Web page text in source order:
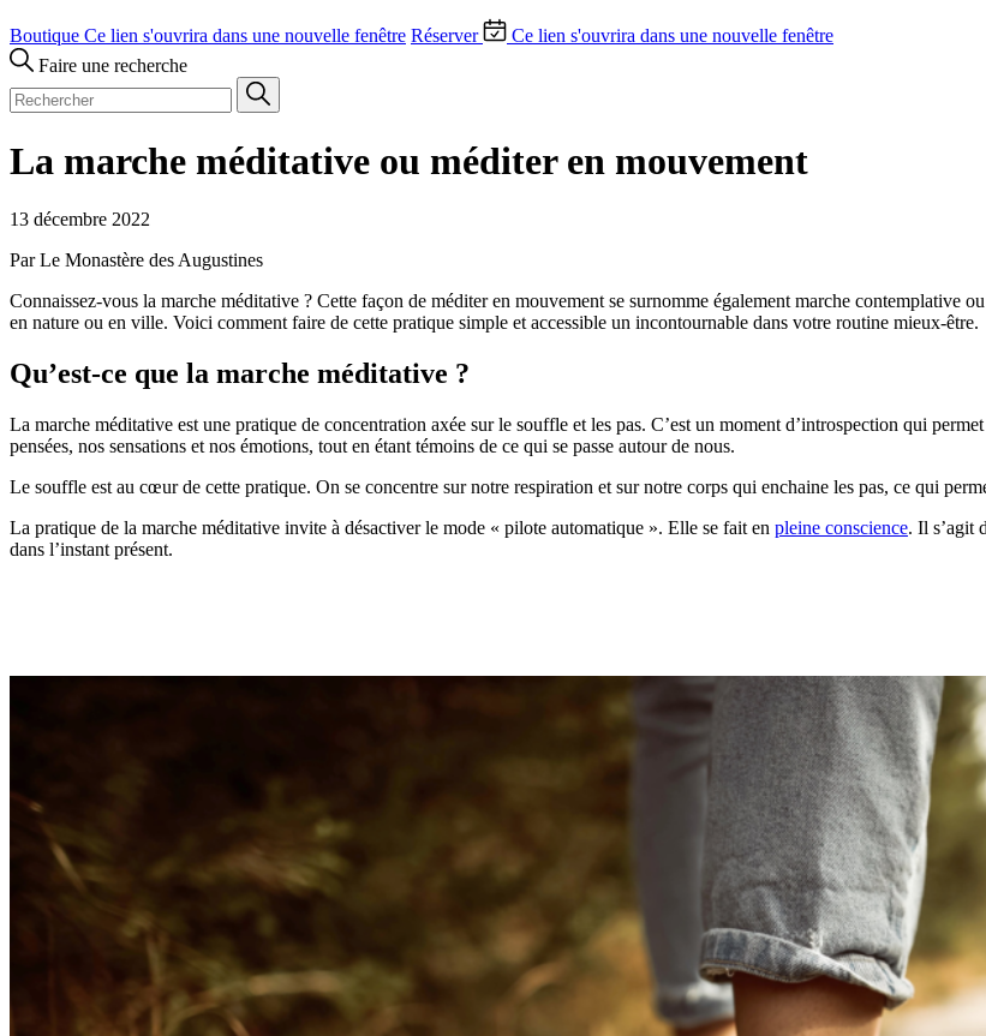
Boutique Ce lien s'ouvrira dans une nouvelle fenêtre Réserver
Ce lien s'ouvrira dans une nouvelle fenêtre
Faire une recherche
La marche méditative ou méditer en mouvement
13 décembre 2022
Par Le Monastère des Augustines
Connaissez-vous la marche méditative ? Cette façon de méditer en mouvement se surnomme également marche contemplative
en nature ou en ville. Voici comment faire de cette pratique simple et accessible un incontournable dans votre routine mieux-être.
Qu’est-ce que la marche méditative ?
La marche méditative est une pratique de concentration axée sur le souffle et les pas. C’est un moment d’introspection qui
pensées, nos sensations et nos émotions, tout en étant témoins de ce qui se passe autour de nous.
Le souffle est au cœur de cette pratique. On se concentre sur notre respiration et sur notre corps qui enchaine les pas, ce qui
La pratique de la marche méditative invite à désactiver le mode « pilote automatique ». Elle se fait en pleine conscience. Il s’agit
dans l’instant présent.